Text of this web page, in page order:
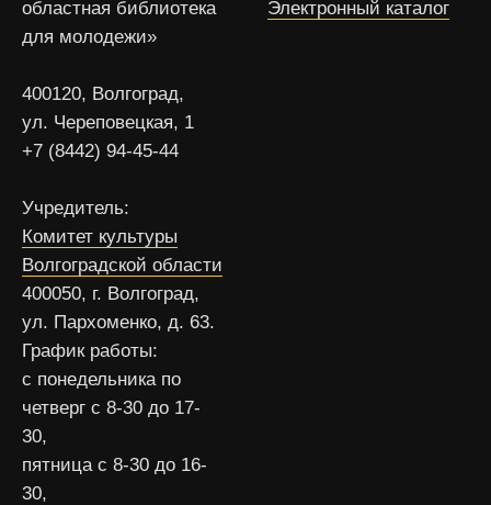
областная библиотека
для молодежи»
400120, Волгоград,
ул. Череповецкая, 1
+7 (8442) 94-45-44
Учредитель:
Комитет культуры
Волгоградской области
400050, г. Волгоград,
ул. Пархоменко, д. 63.
График работы:
с понедельника по
четверг с 8-30 до 17-
30,
пятница с 8-30 до 16-
30,
Электронный каталог